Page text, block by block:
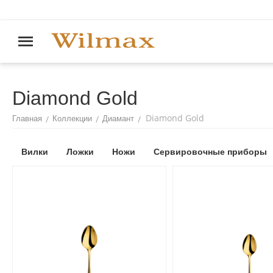
Diamond Gold
Главная / Коллекции / Диамант / Diamond Gold
Вилки Ложки Ножи Сервировочные приборы